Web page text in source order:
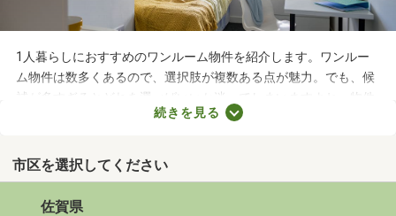
1人暮らしにおすすめのワンルーム物件を紹介します。ワンルー
ム物件は数多くあるので、選択肢が複数ある点が魅力。でも、候
補が多すぎるとどれを選べばいいか迷ってしまいますよね。物件
を選ぶときは、間取り・設備・家賃などをチェックすることがお
を見つけましょう。
続きを見る
市区を選択してください
佐賀県